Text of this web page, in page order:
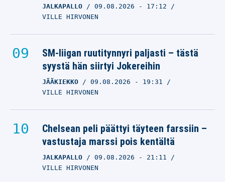
JALKAPALLO 09.08.2026 - 17:12
VILLE HIRVONEN
SM-liigan ruutitynnyri paljasti – tästä
syystä hän siirtyi Jokereihin
JÄÄKIEKKO 09.08.2026 - 19:31
VILLE HIRVONEN
Chelsean peli päättyi täyteen farssiin –
vastustaja marssi pois kentältä
JALKAPALLO 09.08.2026 - 21:11
VILLE HIRVONEN